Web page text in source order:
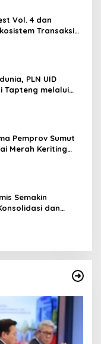
Vol. 4 dan
Transaksi
PLN UID
Tapteng melalui
Pemprov Sumut
Merah Keriting
Semakin
dan